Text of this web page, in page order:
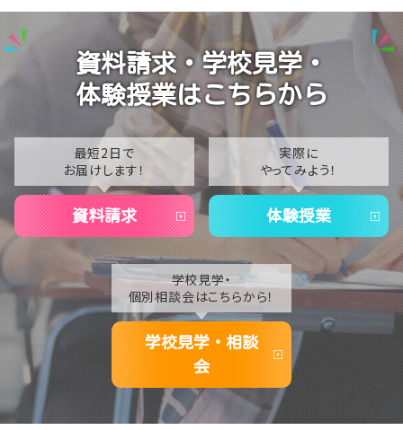
【柏】2026年🔸夏季休校期間(学習センタークローズ)
のお知らせ🔸
【柏】ねこカフェに行ってきました！
2025
2024
2023
2021
2020
資料請求・学校見学・
体験授業はこちらから
最短2日で
お届けします！
資料請求
実際に
やってみよう！
体験授業
学校見学・
個別相談会はこちらから！
学校見学・相談
会